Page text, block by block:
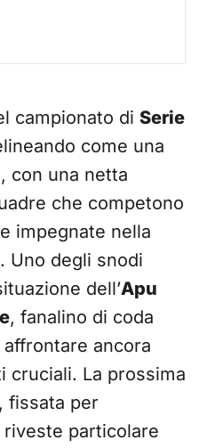
campionato di Serie
come una
con una netta
che competono
impegnate nella
Uno degli snodi
dell’Apu
, fanalino di coda
ancora
cruciali. La prossima
fissata per
riveste particolare